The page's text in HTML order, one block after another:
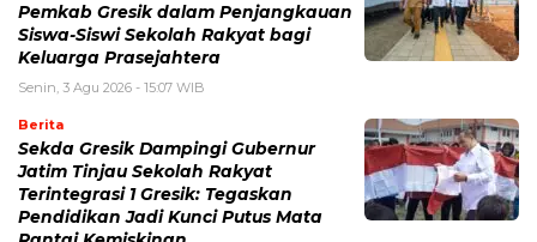
Pemkab Gresik dalam Penjangkauan
Siswa-Siswi Sekolah Rakyat bagi
Keluarga Prasejahtera
Senin, 3 Agu 2026 - 15:07 WIB
Berita
Sekda Gresik Dampingi Gubernur
Jatim Tinjau Sekolah Rakyat
Terintegrasi 1 Gresik: Tegaskan
Pendidikan Jadi Kunci Putus Mata